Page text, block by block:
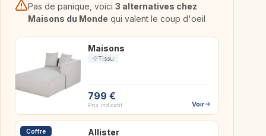
Pas de panique, voici 3 alternatives chez
Maisons du Monde qui valent le coup d'oeil
Maisons
Tissu
799 €
Prix indicatif Voir
Coffre Allister